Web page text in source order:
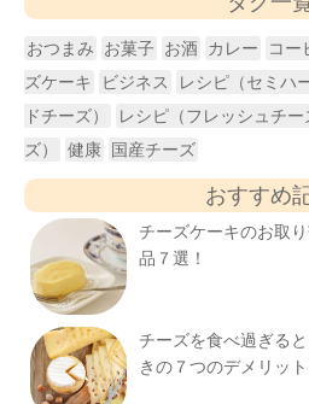
おつまみ お菓子 お酒 カレー コー
ズケーキ
ビジネス レシピ（セミハ
ドチーズ）
レシピ（フレッシュチー
ズ）
健康 国産チーズ
おすすめ
チーズケーキのお取
品７選！
チーズを食べ過ぎる
きの７つのデメリット